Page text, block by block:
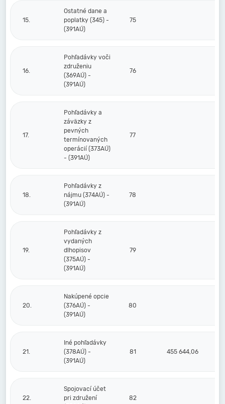
15.
Ostatné dane a
poplatky (345) -
(391AÚ)
75
16.
Pohľadávky voči
združeniu
(369AÚ) -
(391AÚ)
76
17.
Pohľadávky a
záväzky z
pevných
termínovaných
operácií (373AÚ)
- (391AÚ)
77
18.
Pohľadávky z
nájmu (374AÚ) -
(391AÚ)
78
19.
Pohľadávky z
vydaných
dlhopisov
(375AÚ) -
(391AÚ)
79
20.
Nakúpené opcie
(376AÚ) -
(391AÚ)
80
21.
Iné pohľadávky
(378AÚ) -
(391AÚ)
81 455 644,06
22.
Spojovací účet
pri združení
82